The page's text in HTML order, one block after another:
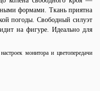
формами. Ткань приятна
погоды. Свободный силуэт
на фигуре. Идеально для
монитора и цветопередачи